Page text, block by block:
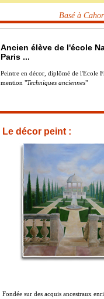
Basé à
Ancien élève de l'école
Paris ...
Peintre en décor, diplômé de l'Ecole
mention "Techniques anciennes"
Le décor peint :
Fondée sur des acquis ancestraux